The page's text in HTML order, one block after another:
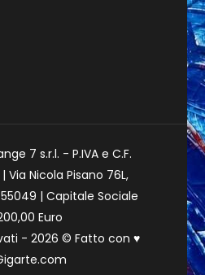
7 s.r.l. - P.IVA e C.F.
Nicola Pisano 76L,
| Capitale Sociale
Euro
- 2026 © Fatto con ♥